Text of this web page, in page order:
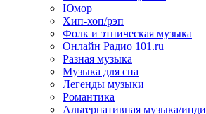
Юмор
Хип-хоп/рэп
Фолк и этническая музыка
Онлайн Радио 101.ru
Разная музыка
Музыка для сна
Легенды музыки
Романтика
Альтернативная музыка/инди